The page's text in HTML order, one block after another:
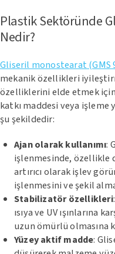
Plastik Sektöründe
Nedir?
Gliseril monostearat (GMS
mekanik özellikleri
özelliklerini elde etmek
katkı maddesi veya işleme
şu şekildedir:
Ajan olarak kullanımı:
işlenmesinde, özellikle
artırıcı olarak işlev
işlenmesini ve şekil
Stabilizatör özellikleri
ısıya ve UV ışınlarına
uzun ömürlü olmasına
Yüzey aktif madde: